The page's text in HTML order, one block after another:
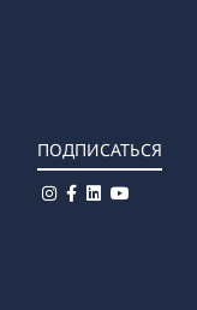
ПОДПИСАТЬСЯ